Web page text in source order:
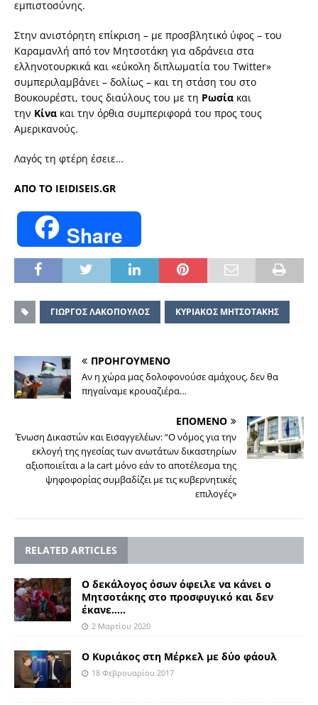
εμπιστοσύνης.
Στην ανιστόρητη επίκριση – με προσβλητικό ύφος – του
Καραμανλή από τον Μητσοτάκη για αδράνεια στα
ελληνοτουρκικά και «εύκολη διπλωματία του Twitter»
συμπεριλαμβάνει – δολίως – και τη στάση του στο
Βουκουρέστι, τους διαύλους του με τη Ρωσία και
την Κίνα και την όρθια συμπεριφορά του προς τους
Αμερικανούς.
Λαγός τη φτέρη έσειε…
ΑΠΟ ΤΟ IEIDISEIS.GR
Share
ΓΙΩΡΓΟΣ ΛΑΚΟΠΟΥΛΟΣ ΚΥΡΙΑΚΟΣ ΜΗΤΣΟΤΑΚΗΣ
ΠΡΟΗΓΟΥΜΕΝΟ
Αν η χώρα μας δολοφονούσε αμάχους, δεν θα
πηγαίναμε κρουαζιέρα…
ΕΠΟΜΕΝΟ
Ένωση Δικαστών και Εισαγγελέων: “Ο νόμος για την
εκλογή της ηγεσίας των ανωτάτων δικαστηρίων
αξιοποιείται a la cart μόνο εάν το αποτέλεσμα της
ψηφοφορίας συμβαδίζει με τις κυβερνητικές
επιλογές»
RELATED ARTICLES
Ο δεκάλογος όσων όφειλε να κάνει ο
Μητσοτάκης στο προσφυγικό και δεν
έκανε…..
2 Μαρτίου 2020
Ο Κυριάκος στη Μέρκελ με δύο φάουλ
18 Φεβρουαρίου 2017